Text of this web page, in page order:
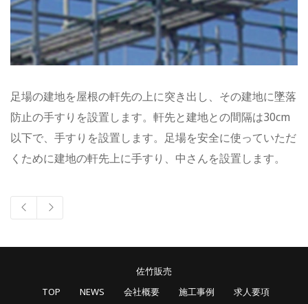
足場の建地を屋根の軒先の上に突き出し、その建地に墜落
防止の手すりを設置します。軒先と建地との間隔は30cm
以下で、手すりを設置します。足場を安全に使っていただ
くために建地の軒先上に手すり、中さんを設置します。
佐竹販売
TOP
NEWS 会社概要 施工事例 求人要項